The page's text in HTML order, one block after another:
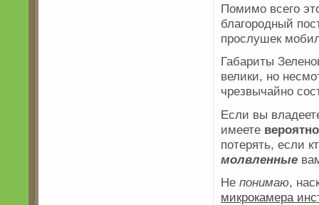
Помимо всего
благородный
прослушек
Габариты
велики, но
чрезвычайно
Если вы
имеете
потерять, если
молвленные
Не понимаю,
микрокамера